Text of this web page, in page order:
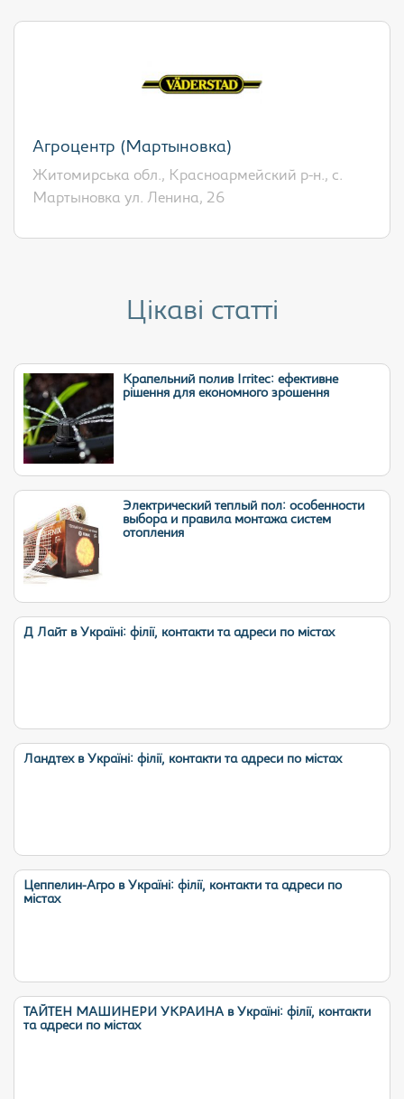
Агроцентр (Мартыновка)
Житомирська обл., Красноармейский р-н., с.
Мартыновка ул. Ленина, 26
Цікаві статті
Крапельний полив Irritec: ефективне
рішення для економного зрошення
Электрический теплый пол: особенности
выбора и правила монтажа систем
отопления
Д Лайт в Україні: філії, контакти та адреси по містах
Ландтех в Україні: філії, контакти та адреси по містах
Цеппелин-Агро в Україні: філії, контакти та адреси по
містах
ТАЙТЕН МАШИНЕРИ УКРАИНА в Україні: філії, контакти
та адреси по містах